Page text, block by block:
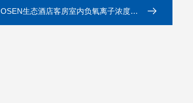
OSEN生态酒店客房室内负氧离子浓度质量监控设备